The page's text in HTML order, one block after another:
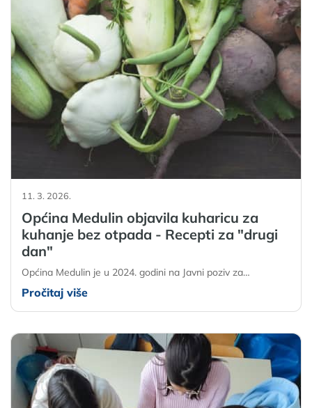
11. 3. 2026.
Općina Medulin objavila kuharicu za
kuhanje bez otpada - Recepti za "drugi
dan"
Općina Medulin je u 2024. godini na Javni poziv za…
Pročitaj više